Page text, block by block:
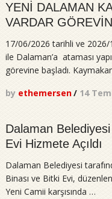
YENİ DALAMAN
VARDAR
17/06/2026 tarihli ve 2026/
ile Dalaman’a ataması
görevine başladı.
by ethemersen/ 14
Dalaman
Evi Hizmete Açıldı
Dalaman Belediyesi
Binası ve Bitki Evi,
Yeni Camii karşısında …